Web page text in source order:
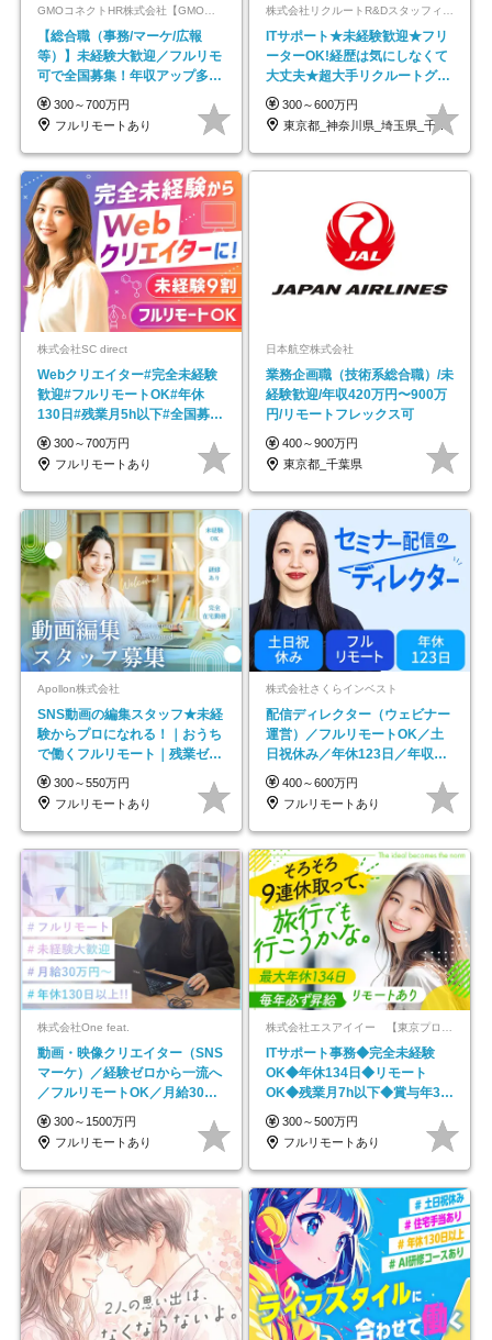
GMOコネクトHR株式会社【GMOインターネットグループ】
【総合職（事務/マーケ/広報
等）】未経験大歓迎／フルリモ
可で全国募集！年収アップ多数
★年休最大130日★
300～700万円
フルリモートあり
ITサポート★未経験歓迎★フリ
ーターOK!経歴は気にしなくて
大丈夫★超大手リクルートグル
ープの正社員/sg
300～600万円
東京都_神奈川県_埼玉県_千葉県_大阪府…
株式会社SC direct
Webクリエイター#完全未経験
歓迎#フルリモートOK#年休
130日#残業月5h以下#全国募集
#最大1年の研修
300～700万円
フルリモートあり
日本航空株式会社
業務企画職（技術系総合職）/未
経験歓迎/年収420万円〜900万
円/リモートフレックス可
400～900万円
東京都_千葉県
Apollon株式会社
SNS動画の編集スタッフ★未経
験からプロになれる！｜おうち
で働くフルリモート｜残業ゼロ
で18時退勤◎
300～550万円
フルリモートあり
株式会社さくらインベスト
配信ディレクター（ウェビナー
運営）／フルリモートOK／土
日祝休み／年休123日／年収
600万円可
400～600万円
フルリモートあり
株式会社One feat.
動画・映像クリエイター（SNS
マーケ）／経験ゼロから一流へ
／フルリモートOK／月給30万
円～／年休130日以上
300～1500万円
フルリモートあり
ITサポート事務◆完全未経験
OK◆年休134日◆リモート
OK◆残業月7h以下◆賞与年3回
◆5年目まで必ず昇給
300～500万円
フルリモートあり